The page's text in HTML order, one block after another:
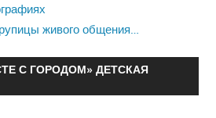
живого общения…
С ГОРОДОМ» ДЕТСКАЯ